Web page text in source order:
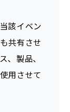
該イベン
共有させ
、製品、
用させて